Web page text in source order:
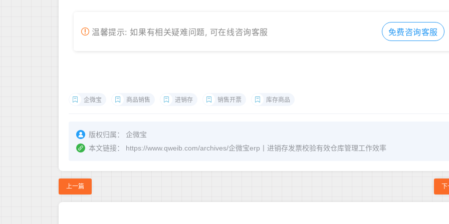
温馨提示: 如果有相关疑难问题, 可在线咨询客服 免费咨询客服
企微宝 商品销售 进销存 销售开票 库存商品
版权归属：
企微宝
本文链接：
https://www.qweib.com/archives/企微宝erp丨进销存发票校验有效仓库管理工作效率
上一篇